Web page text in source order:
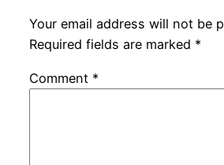
Your email address will not be
Required fields are marked *
Comment *